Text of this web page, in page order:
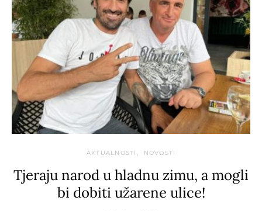
AKTUALNOSTI NOVOSTI
Tjeraju narod u hladnu zimu, a mogli
bi dobiti užarene ulice!